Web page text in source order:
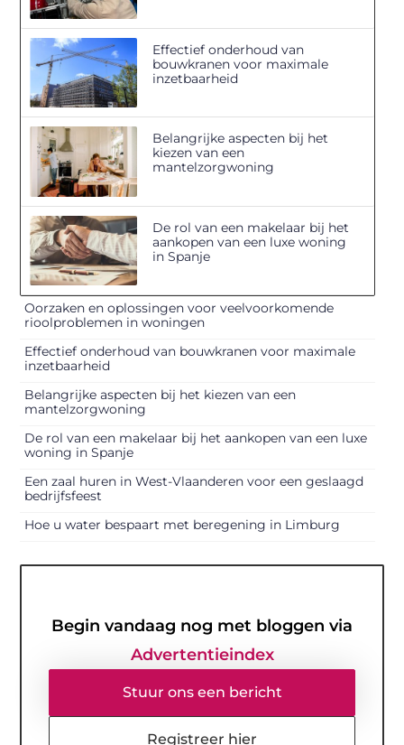
Effectief onderhoud van
bouwkranen voor maximale
inzetbaarheid
Belangrijke aspecten bij het
kiezen van een
mantelzorgwoning
De rol van een makelaar bij het
aankopen van een luxe woning
in Spanje
Oorzaken en oplossingen voor veelvoorkomende
rioolproblemen in woningen
Effectief onderhoud van bouwkranen voor maximale
inzetbaarheid
Belangrijke aspecten bij het kiezen van een
mantelzorgwoning
De rol van een makelaar bij het aankopen van een luxe
woning in Spanje
Een zaal huren in West-Vlaanderen voor een geslaagd
bedrijfsfeest
Hoe u water bespaart met beregening in Limburg
Begin vandaag nog met bloggen via
Advertentieindex
Stuur ons een bericht
Registreer hier